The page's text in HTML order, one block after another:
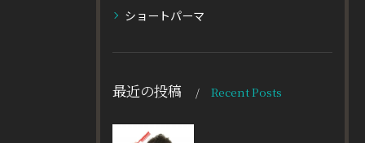
ショートパーマ
最近の投稿 Recent Posts